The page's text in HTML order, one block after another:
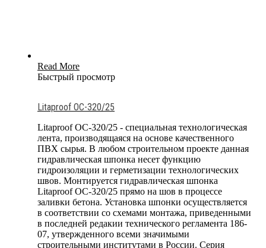
Read More
Быстрый просмотр
Litaproof OC-320/25
Litaproof OC-320/25 - специальная технологическая
лента, производящаяся на основе качественного
ПВХ сырья. В любом строительном проекте данная
гидравлическая шпонка несет функцию
гидроизоляции и герметизации технологических
швов. Монтируется гидравлическая шпонка
Litaproof OC-320/25 прямо на шов в процессе
заливки бетона. Установка шпонки осуществляется
в соответствии со схемами монтажа, приведенными
в последней редакии технического регламента 186-
07, утвержденного всеми значимыми
строительными институтами в России. Серия